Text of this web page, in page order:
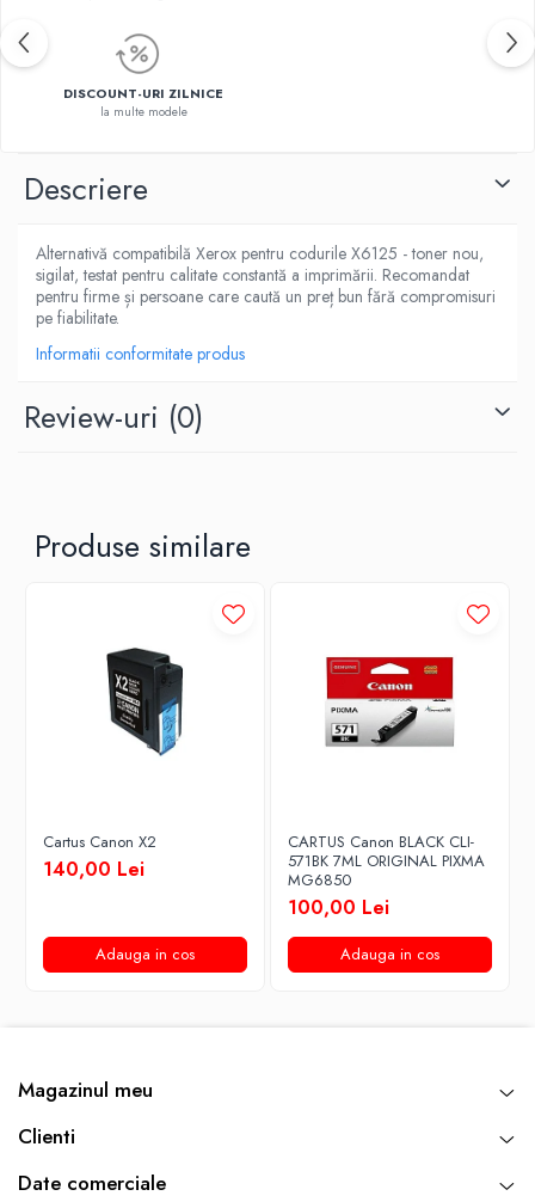
DISCOUNT-URI ZILNICE
la multe modele
Descriere
Alternativă compatibilă Xerox pentru codurile X6125 - toner nou,
sigilat, testat pentru calitate constantă a imprimării. Recomandat
pentru firme și persoane care caută un preț bun fără compromisuri
pe fiabilitate.
Informatii conformitate produs
Review-uri (0)
Produse similare
Cartus Canon X2
140,00 Lei
Adauga in cos
CARTUS Canon BLACK CLI-
571BK 7ML ORIGINAL PIXMA
MG6850
100,00 Lei
Adauga in cos
Magazinul meu
Clienti
Date comerciale